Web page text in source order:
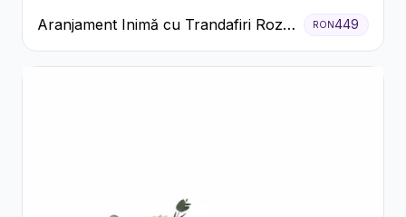
Aranjament Inimă cu Trandafiri Roz
și Gypsophila Albă
RON449